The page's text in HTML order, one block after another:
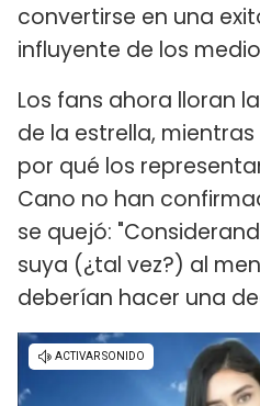
convertirse en una
influyente de los
Los fans ahora lloran
de la estrella,
por qué los
Cano no han
se quejó:
suya (¿tal vez?) al
deberían hacer una